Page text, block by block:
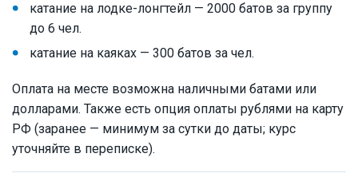
катание на лодке-лонгтейл — 2000 батов за группу
до 6 чел.
катание на каяках — 300 батов за чел.
Оплата на месте возможна наличными батами или
долларами. Также есть опция оплаты рублями на карту
РФ (заранее — минимум за сутки до даты; курс
уточняйте в переписке).